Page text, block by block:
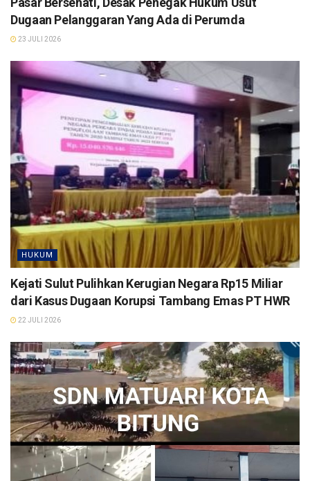
Dugaan Pelanggaran Yang Ada di Perumda
23 JULI 2026
HUKUM
Kejati Sulut Pulihkan Kerugian Negara Rp15 Miliar
dari Kasus Dugaan Korupsi Tambang Emas PT HWR
22 JULI 2026